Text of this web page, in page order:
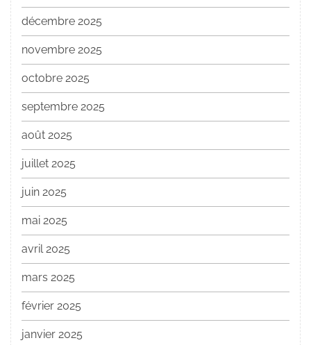
décembre 2025
novembre 2025
octobre 2025
septembre 2025
août 2025
juillet 2025
juin 2025
mai 2025
avril 2025
mars 2025
février 2025
janvier 2025